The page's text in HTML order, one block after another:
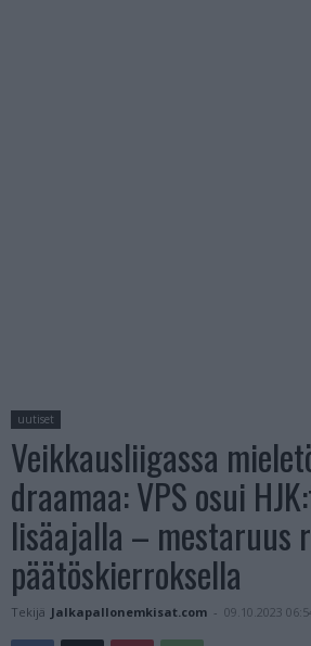
uutiset
Veikkausliigassa
draamaa: VPS osui
lisäajalla – mestaruus
päätöskierroksella
Tekijä Jalkapallonemkisat.com - 09.10.2023